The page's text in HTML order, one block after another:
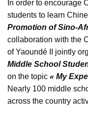
In order to encourage
students to learn
Promotion of Sino-
collaboration with the
of Yaoundé II jointly
Middle School
on the topic « My
Nearly 100 middle
across the country